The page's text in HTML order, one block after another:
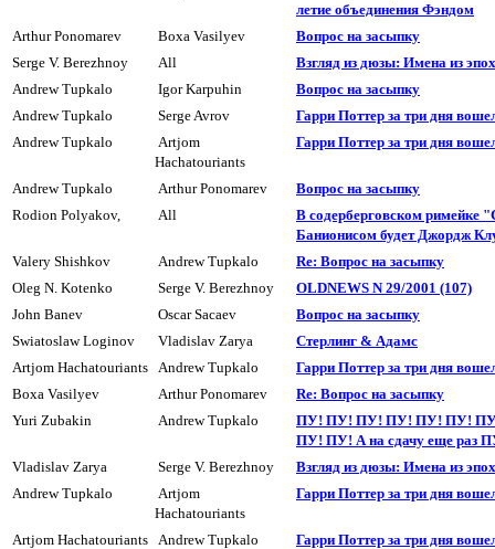
летие объединения Фэндом
Arthur Ponomarev
Boxa Vasilyev
Вопpос на засыпкy
Serge V. Berezhnoy
All
Взгляд из дюзы: Имена из
Andrew Tupkalo
Igor Karpuhin
Вопpос на засыпкy
Andrew Tupkalo
Serge Avrov
Гарри Поттер за три дня
Andrew Tupkalo
Artjom
Hachatouriants
Гарри Поттер за три дня
Andrew Tupkalo Arthur Ponomarev
Вопpос на засыпкy
Rodion Polyakov,
All
В содерберговском римейке
Банионисом будет Джордж
Valery Shishkov
Andrew Tupkalo
Re: Вопрос на засыпкy
Oleg N. Kotenko
Serge V. Berezhnoy
OLDNEWS N 29/2001 (107)
John Banev
Oscar Sacaev
Вопpос на засыпкy
Swiatoslaw Loginov
Vladislav Zarya
Стерлинг & Адамс
Artjom Hachatouriants Andrew Tupkalo
Гарри Поттер за три дня
Boxa Vasilyev
Arthur Ponomarev
Re: Вопрос на засыпкy
Yuri Zubakin
Andrew Tupkalo
ПУ! ПУ! ПУ! ПУ! ПУ! ПУ!
ПУ! ПУ! А на сдачу еще раз
Vladislav Zarya
Serge V. Berezhnoy
Взгляд из дюзы: Имена из
Andrew Tupkalo
Artjom
Hachatouriants
Гарри Поттер за три дня
Artjom Hachatouriants Andrew Tupkalo
Гарри Поттер за три дня